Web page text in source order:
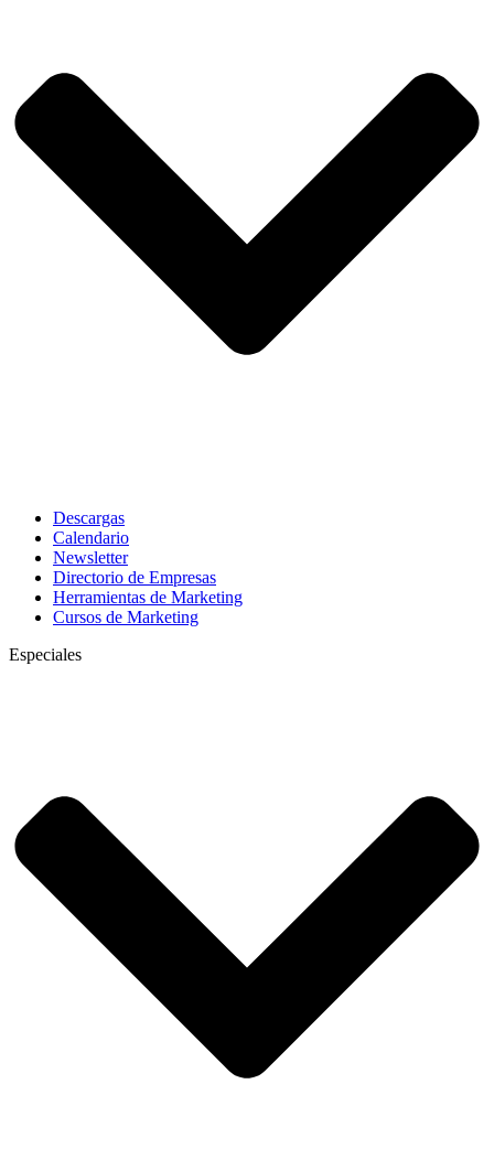
Descargas
Calendario
Newsletter
Directorio de Empresas
Herramientas de Marketing
Cursos de Marketing
Especiales